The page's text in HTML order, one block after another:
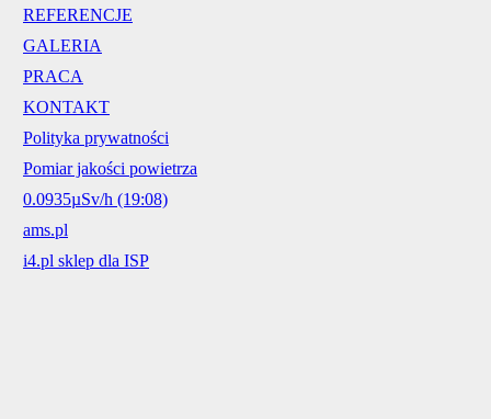
REFERENCJE
GALERIA
PRACA
KONTAKT
Polityka prywatności
Pomiar jakości powietrza
0.0935µSv/h (19:08)
ams.pl
i4.pl sklep dla ISP